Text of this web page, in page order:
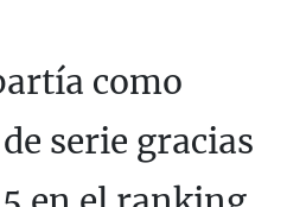
como
serie gracias